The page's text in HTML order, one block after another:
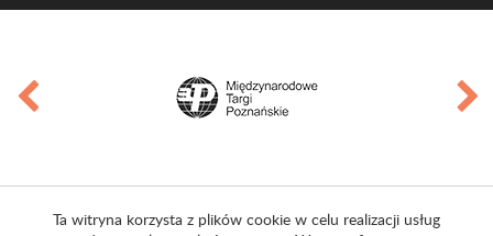
Ta witryna korzysta z plików cookie w celu realizacji usług